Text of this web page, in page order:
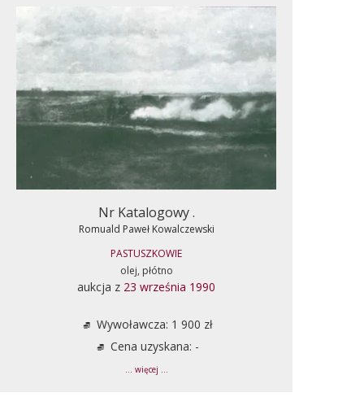
Nr Katalogowy .
Romuald Paweł Kowalczewski
PASTUSZKOWIE
olej, płótno
aukcja z 23 września 1990
Wywoławcza: 1 900 zł
Cena uzyskana: -
... więcej ...